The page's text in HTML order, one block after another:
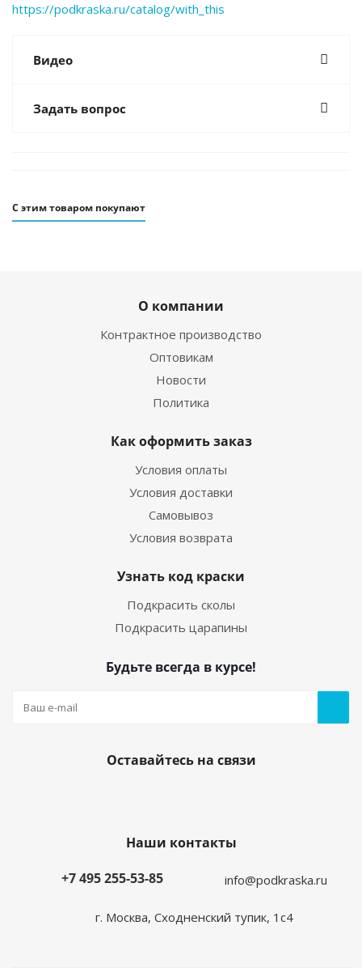
https://podkraska.ru/catalog/with_this
Видео
Задать вопрос
С этим товаром покупают
О компании
Контрактное производство
Оптовикам
Новости
Политика
Как оформить заказ
Условия оплаты
Условия доставки
Самовывоз
Условия возврата
Узнать код краски
Подкрасить сколы
Подкрасить царапины
Будьте всегда в курсе!
Оставайтесь на связи
Наши контакты
+7 495 255-53-85
info@podkraska.ru
г. Москва, Сходненский тупик, 1с4